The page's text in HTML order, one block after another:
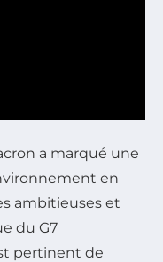
a marqué une
en
ambitieuses et
du G7
pertinent de